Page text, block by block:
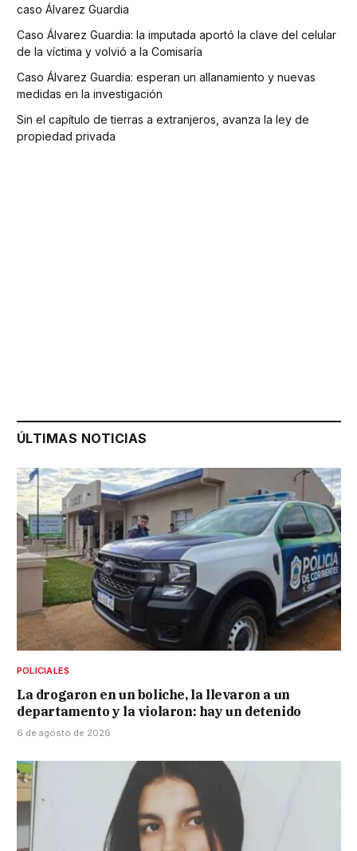
caso Álvarez Guardia
Caso Álvarez Guardia: la imputada aportó la clave del celular
de la víctima y volvió a la Comisaría
Caso Álvarez Guardia: esperan un allanamiento y nuevas
medidas en la investigación
Sin el capítulo de tierras a extranjeros, avanza la ley de
propiedad privada
ÚLTIMAS NOTICIAS
POLICIALES
La drogaron en un boliche, la llevaron a un
departamento y la violaron: hay un detenido
6 de agosto de 2026